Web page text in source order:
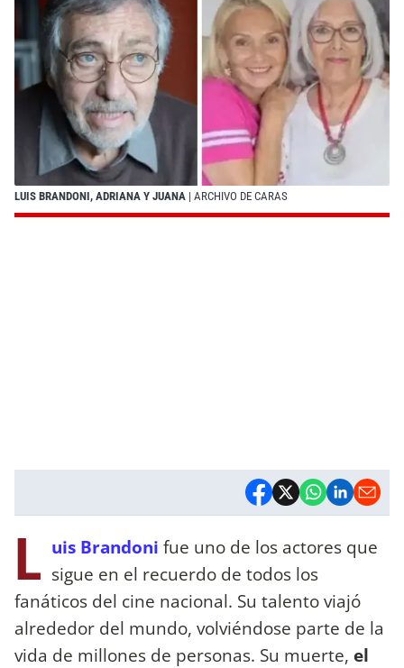
LUIS BRANDONI, ADRIANA Y JUANA | ARCHIVO DE CARAS
L uis Brandoni fue uno de los actores que
sigue en el recuerdo de todos los
fanáticos del cine nacional. Su talento viajó
alrededor del mundo, volviéndose parte de la
vida de millones de personas. Su muerte, el